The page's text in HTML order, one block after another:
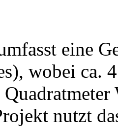
eine
wobei ca.
nutzt